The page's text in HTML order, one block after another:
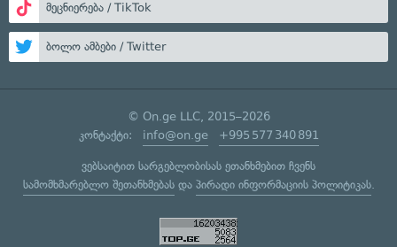
მეცნიერება / TikTok
ბოლო ამბები / Twitter
© On.ge LLC, 2015–2026
კონტაქტი: info@on.ge +995 577 340 891
ვებსაიტით სარგებლობისას ეთანხმებით ჩვენს
სამომხმარებლო შეთანხმებასდა პირადი ინფორმაციის პოლიტიკას.